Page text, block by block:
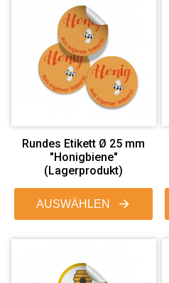
Rundes Etikett Ø 25 mm
"Honigbiene"
(Lagerprodukt)
AUSWÄHLEN